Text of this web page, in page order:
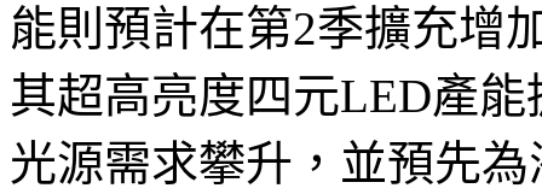
能則預計在第2季擴充增
其超高亮度四元LED產
光源需求攀升，並預先